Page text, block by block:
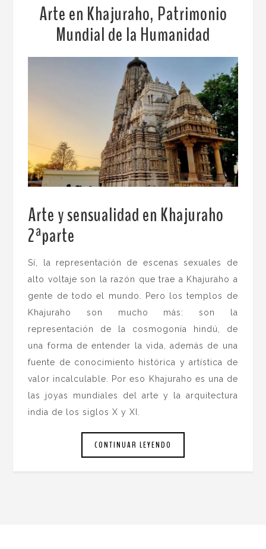
Arte en Khajuraho, Patrimonio
Mundial de la Humanidad
Arte y sensualidad en Khajuraho
2ªparte
Sí, la representación de escenas sexuales de
alto voltaje son la razón que trae a Khajuraho a
gente de todo el mundo. Pero los templos de
Khajuraho son mucho más: son la
representación de la cosmogonía hindú, de
una forma de entender la vida, además de una
fuente de conocimiento histórica y artística de
valor incalculable. Por eso Khajuraho es una de
las joyas mundiales del arte y la arquitectura
india de los siglos X y XI.
CONTINUAR LEYENDO